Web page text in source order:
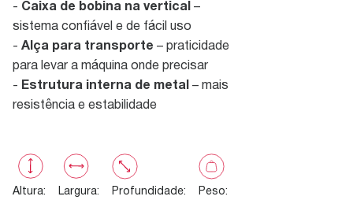
- Caixa de bobina na vertical –
sistema confiável e de fácil uso
- Alça para transporte – praticidade
para levar a máquina onde precisar
- Estrutura interna de metal – mais
resistência e estabilidade
Altura:
Largura:
Profundidade:
Peso: